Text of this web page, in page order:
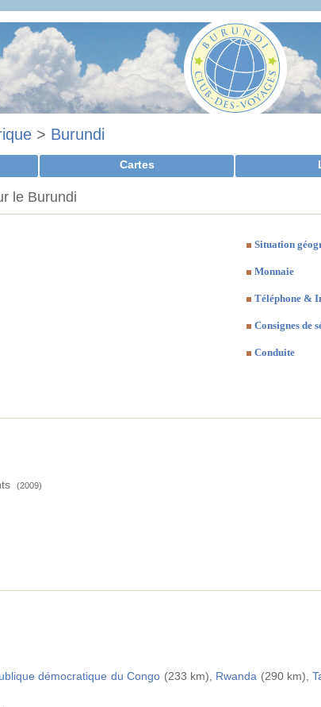
> Burundi
Cartes
le Burundi
Situation
Monnaie
Téléphone &
Consignes de
Conduite
(2009)
démocratique du Congo (233 km), Rwanda (290 km),